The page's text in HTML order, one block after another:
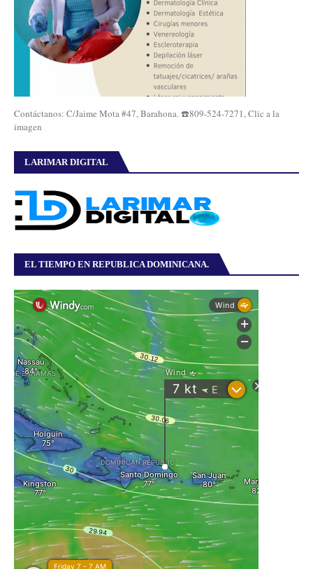
Contáctanos: C/Jaime Mota #47, Barahona. ☎️809-524-7271, Clic a la
imagen
LARIMAR DIGITAL
EL TIEMPO EN REPUBLICA DOMINICANA.